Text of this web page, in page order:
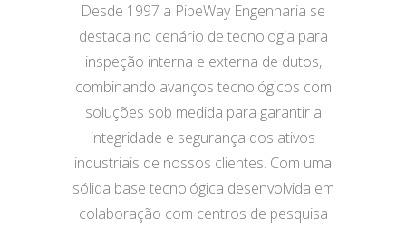
Desde 1997 a PipeWay Engenharia se
destaca no cenário de tecnologia para
inspeção interna e externa de dutos,
combinando avanços tecnológicos com
soluções sob medida para garantir a
integridade e segurança dos ativos
industriais de nossos clientes. Com uma
sólida base tecnológica desenvolvida em
colaboração com centros de pesquisa